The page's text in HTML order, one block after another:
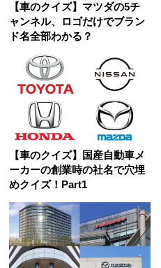
【車のクイズ】マツダの5チ
ャンネル、ロゴだけでブラン
ド名全部わかる？
【車のクイズ】国産自動車メ
ーカーの創業時の社名で穴埋
めクイズ！Part1